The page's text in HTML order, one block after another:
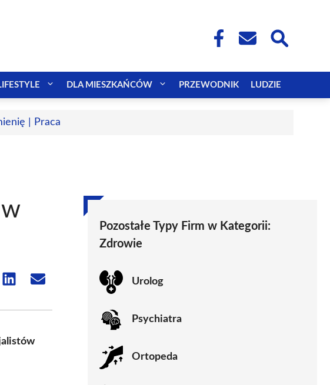
DLA MIESZKAŃCÓW PRZEWODNIK LUDZIE
| Praca
Share Share
Pozostałe Typy Firm w Kategorii:
Zdrowie
Urolog
Psychiatra
Ortopeda